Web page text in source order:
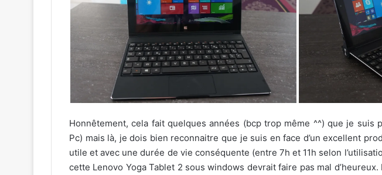
Honnêtement, cela fait quelques années (bcp trop même ^^) que je suis
Pc) mais là, je dois bien reconnaitre que je suis en face d’un excellent
utile et avec une durée de vie conséquente (entre 7h et 11h selon
cette Lenovo Yoga Tablet 2 sous windows devrait faire pas mal d’heureux.